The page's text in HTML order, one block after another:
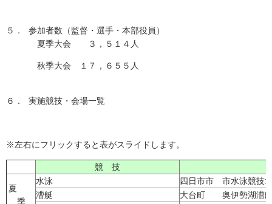
５．
参加者数（監督・選手・本部役員）
夏季大会 ３，５１４人
秋季大会 １７，６５５人
６． 実施競技・会場一覧
※左右にフリックすると表がスライドします。
競 技
夏
季
水泳
四日市市 市水泳競技
漕艇
大台町 奥伊勢湖漕